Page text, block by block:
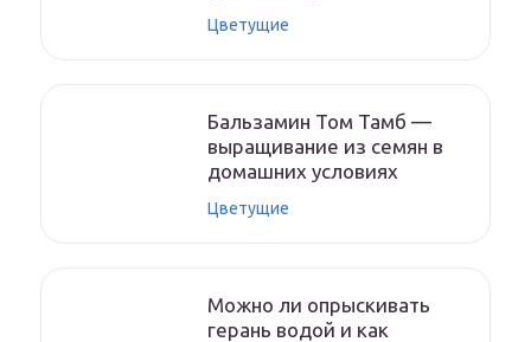
Цветущие
Бальзамин Том Тамб —
выращивание из семян в
домашних условиях
Цветущие
Можно ли опрыскивать
герань водой и как